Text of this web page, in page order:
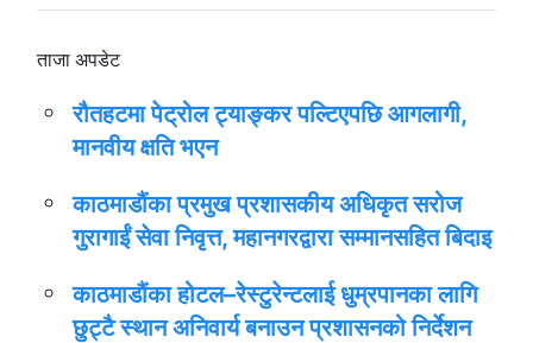
ताजा अपडेट
रौतहटमा पेट्रोल ट्याङ्कर पल्टिएपछि आगलागी,
मानवीय क्षति भएन
काठमाडौंका प्रमुख प्रशासकीय अधिकृत सरोज
गुरागाईं सेवा निवृत्त, महानगरद्वारा सम्मानसहित बिदाइ
काठमाडौंका होटल–रेस्टुरेन्टलाई धुम्रपानका लागि
छुट्टै स्थान अनिवार्य बनाउन प्रशासनको निर्देशन